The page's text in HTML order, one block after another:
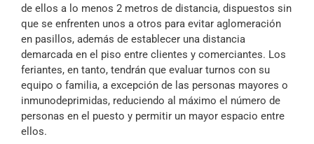
de ellos a lo menos 2 metros de distancia, dispuestos sin
que se enfrenten unos a otros para evitar aglomeración
en pasillos, además de establecer una distancia
demarcada en el piso entre clientes y comerciantes. Los
feriantes, en tanto, tendrán que evaluar turnos con su
equipo o familia, a excepción de las personas mayores o
inmunodeprimidas, reduciendo al máximo el número de
personas en el puesto y permitir un mayor espacio entre
ellos.